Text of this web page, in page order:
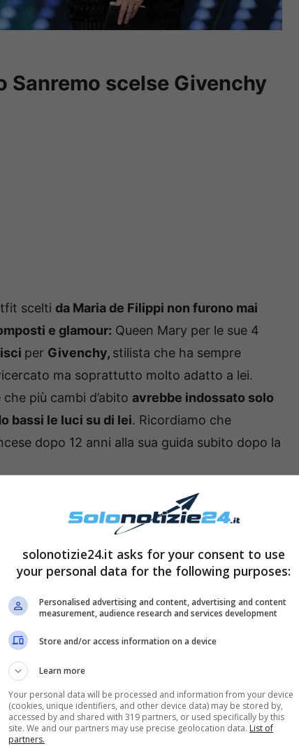
Sanremo scelse Givenchy
scelti da Maria de Filippi non furono mai
e glamour: Queen Mary per le sue 4
per Givenchy, stilista che ha sempre
ma soprattutto molto adatto a lei.
più cambi d’abito avrebbe indossato solo
bassi le luci su di lei. Ricordiamo che
dopo 12 anni alla sua guida subito dopo la
all’Ariston ha sdoganato alcuni luoghi
e molto modelle. Maria è riuscita ad
ma sempre eleganti senza essere criticata:
agli abiti in micro stampa floreale
Maria ha segnato un nuovo modo di
un palco così importane come quello
solonotizie24.it asks for your consent to use
your personal data for the following purposes:
Personalised advertising and content, advertising and content
measurement, audience research and services development
Store and/or access information on a device
Learn more
Your personal data will be processed and information from your device
(cookies, unique identifiers, and other device data) may be stored by,
accessed by and shared with 319 partners, or used specifically by this
site. We and our partners may use precise geolocation data. List of
partners.